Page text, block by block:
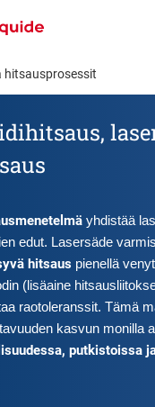
hitsausprosessit
yhdistää
edut. Lasersäde
hitsaus pienellä
(lisäaine
raotoleranssit. Tämä
kasvun monilla
putkistoissa